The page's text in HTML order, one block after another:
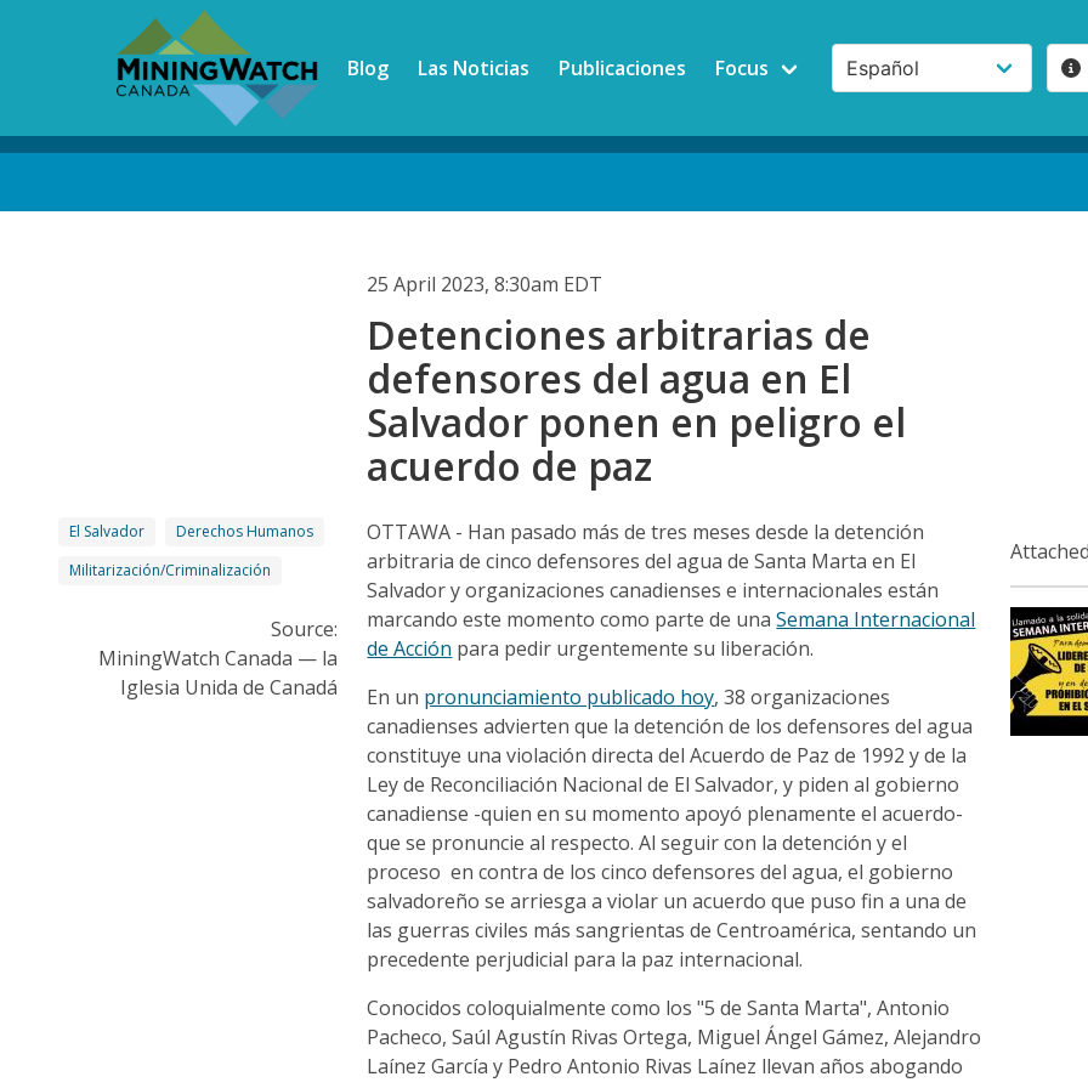
Blog Las Noticias Publicaciones Focus
25 April 2023, 8:30am EDT
Detenciones arbitrarias de
defensores del agua en El
Salvador ponen en peligro el
acuerdo de paz
El Salvador
Derechos Humanos
Militarización/Criminalización
Source:
MiningWatch Canada — la
Iglesia Unida de Canadá
OTTAWA - Han pasado más de tres meses desde la detención
arbitraria de cinco defensores del agua de Santa Marta en El
Salvador y organizaciones canadienses e internacionales están
marcando este momento como parte de unaSemana Internacional
de Acción para pedir urgentemente su liberación.
En un pronunciamiento publicado hoy, 38 organizaciones
canadienses advierten que la detención de los defensores del agua
constituye una violación directa del Acuerdo de Paz de 1992 y de la
Ley de Reconciliación Nacional de El Salvador, y piden al gobierno
canadiense -quien en su momento apoyó plenamente el acuerdo-
que se pronuncie al respecto. Al seguir con la detención y el
proceso en contra de los cinco defensores del agua, el gobierno
salvadoreño se arriesga a violar un acuerdo que puso fin a una de
las guerras civiles más sangrientas de Centroamérica, sentando un
precedente perjudicial para la paz internacional.
Conocidos coloquialmente como los "5 de Santa Marta", Antonio
Pacheco, Saúl Agustín Rivas Ortega, Miguel Ángel Gámez, Alejandro
Laínez García y Pedro Antonio Rivas Laínez llevan años abogando